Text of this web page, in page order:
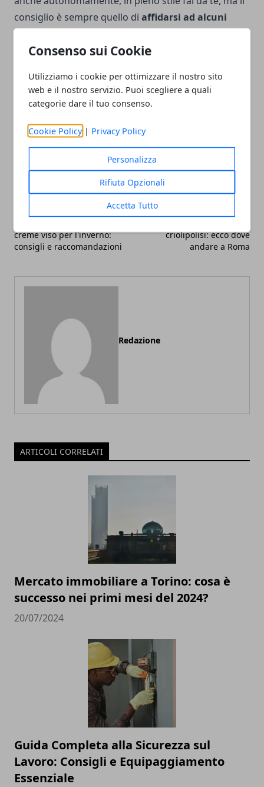
Consenso sui Cookie
Utilizziamo i cookie per ottimizzare il nostro sito
web e il nostro servizio. Puoi scegliere a quali
categorie dare il tuo consenso.
Cookie Policy | Privacy Policy
Personalizza
Rifiuta Opzionali
Accetta Tutto
consiglio è sempre quello di affidarsi ad alcuni
professionisti,
Lavaggio Tappezzeria
Auto a Roma, che permetteranno di migliorare
creme viso per l'inverno:
consigli e raccomandazioni
criolipolisi: ecco dove
andare a Roma
Redazione
ARTICOLI CORRELATI
Mercato immobiliare a Torino: cosa è
successo nei primi mesi del 2024?
20/07/2024
Guida Completa alla Sicurezza sul
Lavoro: Consigli e Equipaggiamento
Essenziale